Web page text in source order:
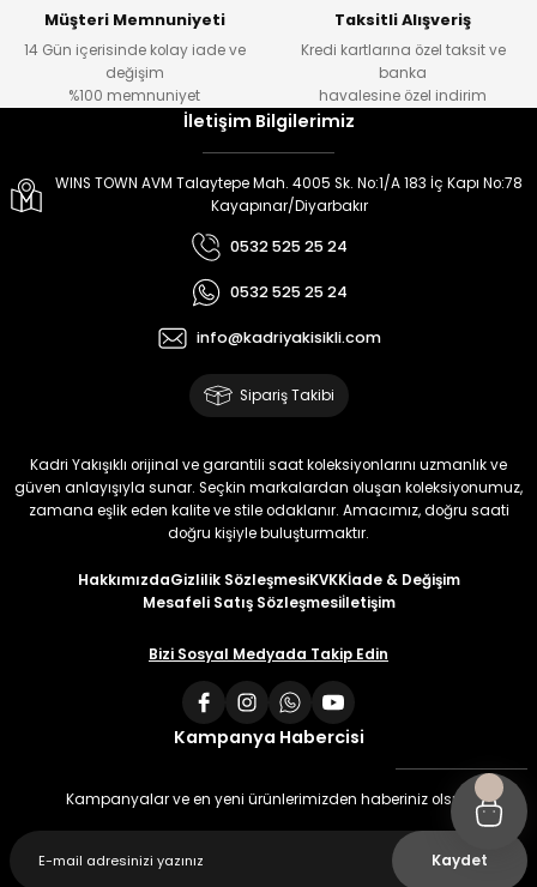
Müşteri Memnuniyeti
14 Gün içerisinde kolay iade ve
değişim
%100 memnuniyet
Taksitli Alışveriş
Kredi kartlarına özel taksit ve
banka
havalesine özel indirim
İletişim Bilgilerimiz
WINS TOWN AVM Talaytepe Mah. 4005 Sk. No:1/A 183 İç Kapı No:78
Kayapınar/Diyarbakır
0532 525 25 24
0532 525 25 24
info@kadriyakisikli.com
Sipariş Takibi
Kadri Yakışıklı orijinal ve garantili saat koleksiyonlarını uzmanlık ve
güven anlayışıyla sunar. Seçkin markalardan oluşan koleksiyonumuz,
zamana eşlik eden kalite ve stile odaklanır. Amacımız, doğru saati
doğru kişiyle buluşturmaktır.
HakkımızdaGizlilik SözleşmesiKVKKİade & Değişim
Mesafeli Satış Sözleşmesiİletişim
Bizi Sosyal Medyada Takip Edin
Kampanya Habercisi
Kampanyalar ve en yeni ürünlerimizden haberiniz olsun
Kaydet